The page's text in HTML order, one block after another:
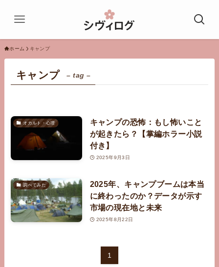
ホーム キャンプ
キャンプ – tag –
オカルト・心理
キャンプの恐怖：もし怖いこと
が起きたら？【掌編ホラー小説
付き】
2025年9月3日
調べてみた
2025年、キャンプブームは本当
に終わったのか？データが示す
市場の現在地と未来
2025年8月22日
1